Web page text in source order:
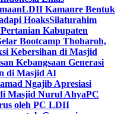
LDII Kamanre Bentuk
HoaksSilaturahim
Kabupaten
Bootcamp Thoharoh,
Kebersihan di Masjid
Kebangsaan Generasi
di Masjid Al
Ngajib Apresiasi
Masjid Nurul AhyaPC
oleh PC LDII